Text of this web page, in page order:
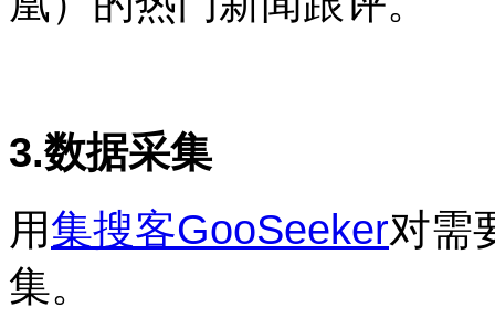
3.数据采集
用集搜客GooSeeker对需
集。